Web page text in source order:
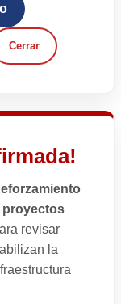
Cerrar
proyectos
revisar
la